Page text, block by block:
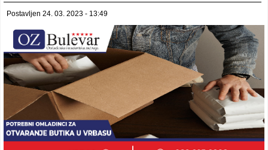
Postavljen 24. 03. 2023 - 13:49